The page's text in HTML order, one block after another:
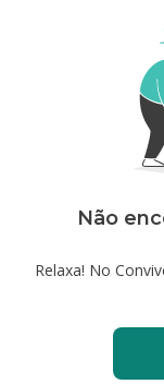
Não
Relaxa! No